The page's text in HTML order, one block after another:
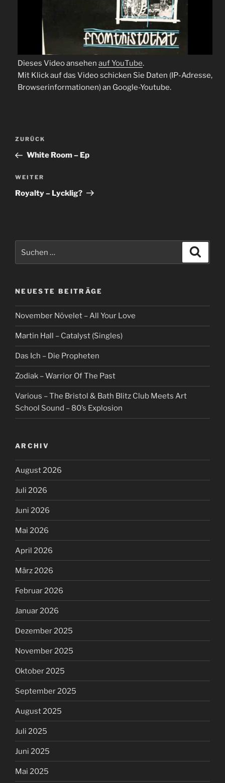
Dieses Video ansehen auf YouTube.
Mit Klick auf das Video schicken Sie Daten (IP-Adresse,
Browserinformationen) an Google-Youtube.
Beitragsnavigation
Vorheriger
Beitrag
ZURÜCK
White Room – Ep
Nächster
Beitrag
WEITER
Royalty – Lycklig?
nach:
NEUESTE BEITRÄGE
November Növelet – All Your Love
Martin Hall – Catalyst (Singles)
Das Ich – Die Propheten
Zodiak – Warrior Of The Past
Various – The Bristol & Bath Blitz Club Meets Art
School Sound – 80’s Explosion
ARCHIV
August 2026
Juli 2026
Juni 2026
Mai 2026
April 2026
März 2026
Februar 2026
Januar 2026
Dezember 2025
November 2025
Oktober 2025
September 2025
August 2025
Juli 2025
Juni 2025
Mai 2025